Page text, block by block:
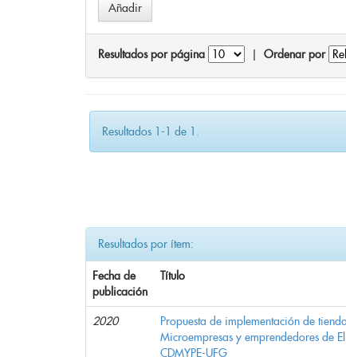
Resultados por página Ordenar por
Resultados 1-1 de 1.
Resultados por ítem:
Fecha de
publicación
Título
2020
Propuesta de implementación de
Microempresas y emprendedores de
CDMYPE-UFG